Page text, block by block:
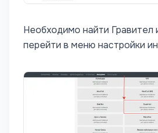
Необходимо найти Гравител
перейти в меню настройки